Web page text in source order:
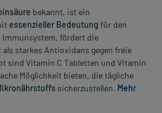
bekannt, ist ein
essenzieller Bedeutung für den
fördert die
als starkes Antioxidans gegen freie
sind Vitamin C Tabletten und Vitamin
Möglichkeit bieten, die tägliche
sicherzustellen. Mehr